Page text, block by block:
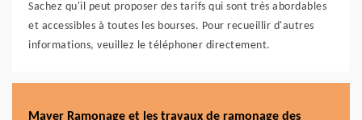
Sachez qu'il peut proposer des tarifs qui sont très abordables
et accessibles à toutes les bourses. Pour recueillir d'autres
informations, veuillez le téléphoner directement.
Mayer Ramonage et les travaux de ramonage des